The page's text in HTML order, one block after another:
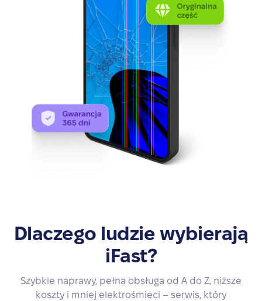
Dlaczego ludzie wybierają
iFast?
Szybkie naprawy, pełna obsługa od A do Z, niższe
koszty i mniej elektrośmieci – serwis, który